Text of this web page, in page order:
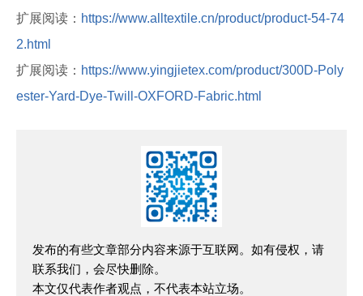
扩展阅读： https://www.alltextile.cn/product/product-54-74
2.html
扩展阅读： https://www.yingjietex.com/product/300D-Poly
ester-Yard-Dye-Twill-OXFORD-Fabric.html
发布的有些文章部分内容来源于互联网。如有侵权，请
联系我们，会尽快删除。
本文仅代表作者观点，不代表本站立场。